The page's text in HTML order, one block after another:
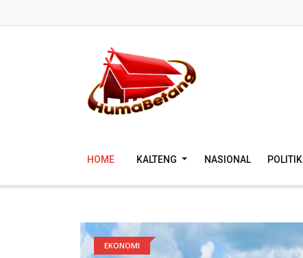
HOME KALTENG NASIONAL POLITIK
EKONOMI